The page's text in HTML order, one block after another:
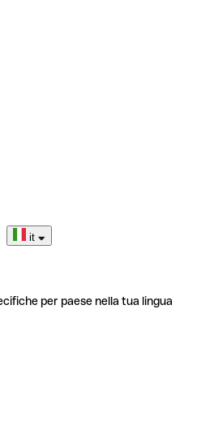
it
per paese nella tua lingua